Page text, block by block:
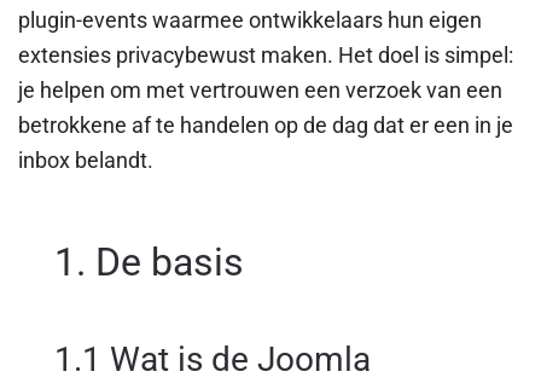
plugin-events waarmee ontwikkelaars hun eigen
extensies privacybewust maken. Het doel is simpel:
je helpen om met vertrouwen een verzoek van een
betrokkene af te handelen op de dag dat er een in je
inbox belandt.
1. De basis
1.1 Wat is de Joomla